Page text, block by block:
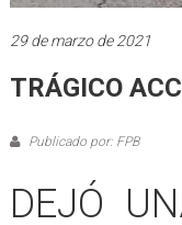
29 de marzo de 2021
TRÁGICO
Publicado por: FPB
DEJÓ